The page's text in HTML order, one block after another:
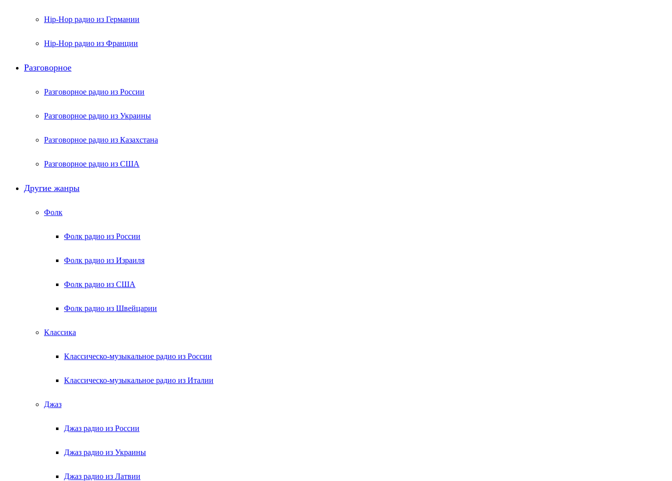
Hip-Hop радио из Германии
Hip-Hop радио из Франции
Разговорное
Разговорное радио из России
Разговорное радио из Украины
Разговорное радио из Казахстана
Разговорное радио из США
Другие жанры
Фолк
Фолк радио из России
Фолк радио из Израиля
Фолк радио из США
Фолк радио из Швейцарии
Классика
Классическо-музыкальное радио из России
Классическо-музыкальное радио из Италии
Джаз
Джаз радио из России
Джаз радио из Украины
Джаз радио из Латвии